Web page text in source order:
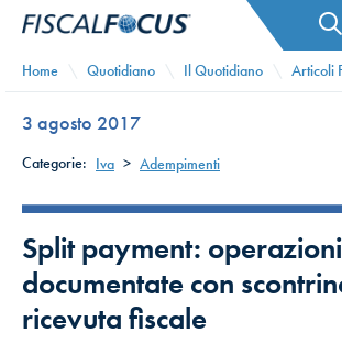
Home Quotidiano Il Quotidiano Articoli
3 agosto 2017
Categorie: Iva > Adempimenti
Split payment: operazioni
documentate con
ricevuta fiscale